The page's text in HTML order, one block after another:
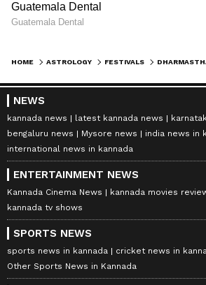
HOME ASTROLOGY FESTIVALS
NEWS
kannada news latest kannada news
bengaluru news
Mysore news
india news in
international news in kannada
ENTERTAINMENT NEWS
Kannada Cinema News kannada movies
kannada tv shows
SPORTS NEWS
sports news in kannada
cricket news in
Other Sports News in Kannada